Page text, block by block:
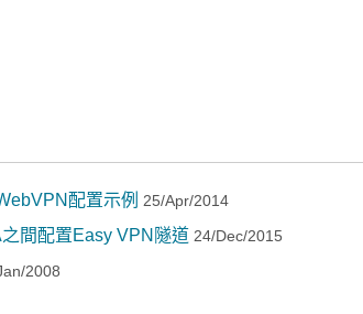
配置示例 25/Apr/2014
間配置Easy VPN隧道 24/Dec/2015
2008